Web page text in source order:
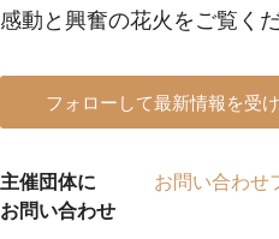
感動と興奮の花火をご覧く
フォローして最新情報を受
主催団体に
お問い合わせ
お問い合わせ